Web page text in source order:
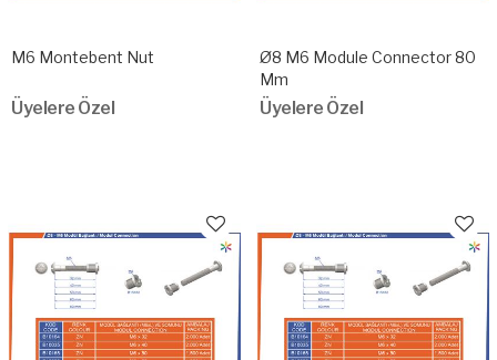
M6 Montebent Nut
Üyelere Özel
Ø8 M6 Module Connector 80
Mm
Üyelere Özel